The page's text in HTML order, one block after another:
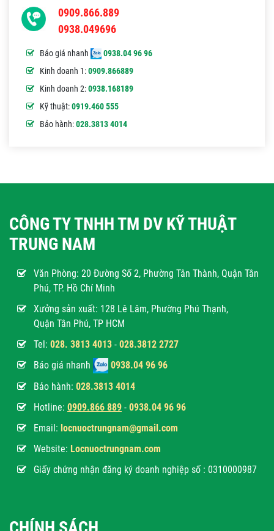
0909.866.889
0938.049696
Báo giá nhanh
0938.04 96 96
Kinh doanh 1:0909.866889
Kinh doanh 2:0938.168189
Kỹ thuật:0919.460 555
Bảo hành:028.3813 4014
CÔNG TY TNHH TM DV KỸ THUẬT
TRUNG NAM
Văn Phòng: 20 Đường Số 2, Phường Tân Thành, Quận Tân
Phú, TP. Hồ Chí Minh
Xưởng sản xuất: 128 Lê Lâm, Phường Phú Thạnh,
Quận Tân Phú, TP HCM
Tel: 028. 3813 4013 - 028.3812 2727
Báo giá nhanh
0938.04 96 96
Bảo hành: 028.3813 4014
Hotline: 0909.866 889 - 0938.04 96 96
Email: locnuoctrungnam@gmail.com
Website: Locnuoctrungnam.com
Giấy chứng nhận đăng ký doanh nghiệp số : 0310000987